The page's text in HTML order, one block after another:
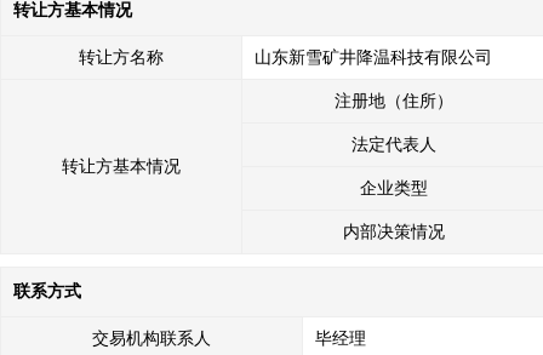
转让方基本情况
转让方名称 山东新雪矿井降温科技有限公司
转让方基本情况
注册地（住所）
法定代表人
企业类型
内部决策情况
联系方式
交易机构联系人 毕经理